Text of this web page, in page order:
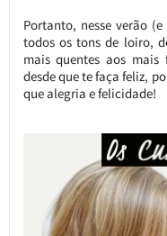
Portanto, nesse verão
todos os tons de loiro,
mais quentes aos mais
desde que te faça feliz,
que alegria e felicidade!